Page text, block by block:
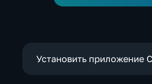
Установить приложение